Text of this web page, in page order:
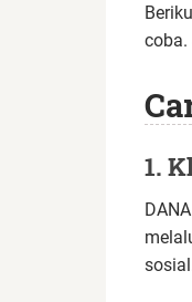
coba.
1.